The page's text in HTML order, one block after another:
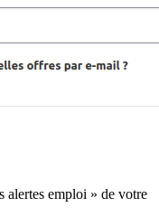
alertes emploi » de votre